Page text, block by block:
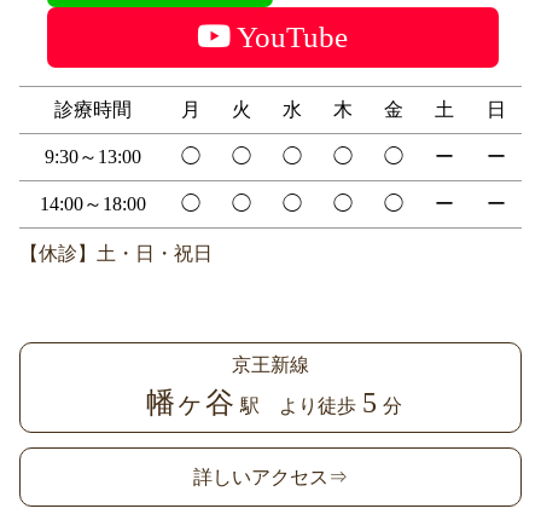
YouTube
診療時間 月 火 水 木 金 土 日
9:30～13:00 ◯ ◯ ◯ ◯ ◯ ー ー
14:00～18:00 ◯ ◯ ◯ ◯ ◯ ー ー
【休診】土・日・祝日
京王新線
幡ヶ谷 駅 より徒歩 5 分
詳しいアクセス⇒